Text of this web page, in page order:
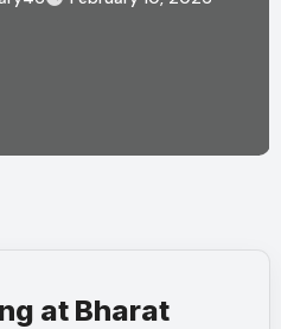
at Bharat